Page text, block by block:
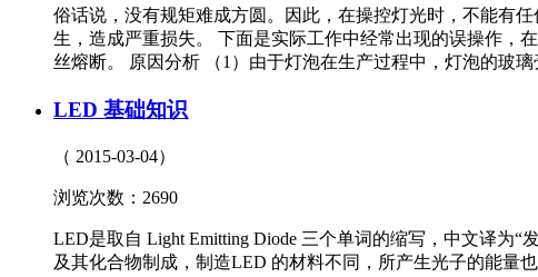
俗话说，没有规矩难成方圆。因此，在操控灯光时，不能有
生，造成严重损失。 下面是实际工作中经常出现的误操作，
丝熔断。 原因分析 （1）由于灯泡在生产过程中，灯泡的
LED 基础知识
（ 2015-03-04）
浏览次数：2690
LED是取自 Light Emitting Diode 三个单词的缩写，中文译
及其化合物制成，制造LED 的材料不同，所产生光子的能